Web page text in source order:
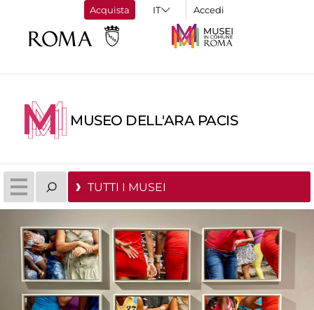
Acquista Accedi
MUSEO DELL'ARA PACIS
TUTTI I MUSEI